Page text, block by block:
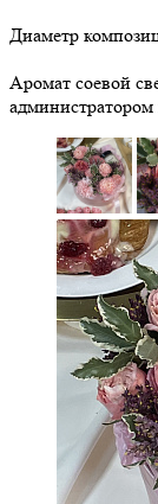
Диаметр
Аромат соевой
администратором